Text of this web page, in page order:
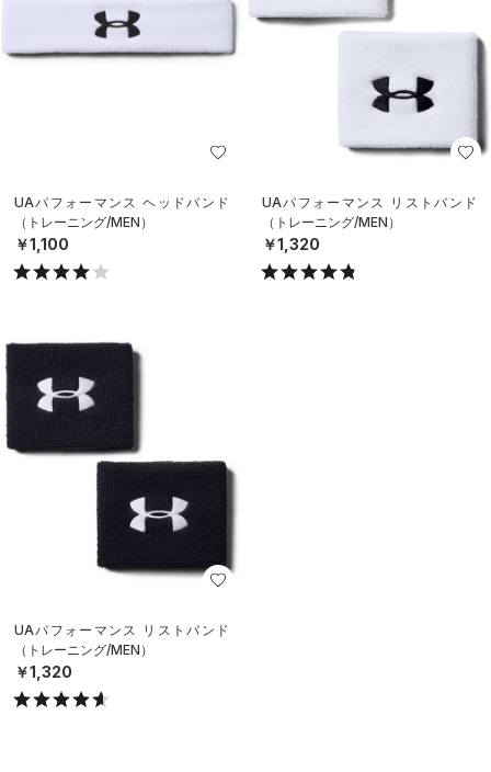
UAパフォーマンス ヘッドバンド
（トレーニング/MEN）
￥1,100
UAパフォーマンス リストバンド
（トレーニング/MEN）
￥1,320
UAパフォーマンス リストバンド
（トレーニング/MEN）
￥1,320